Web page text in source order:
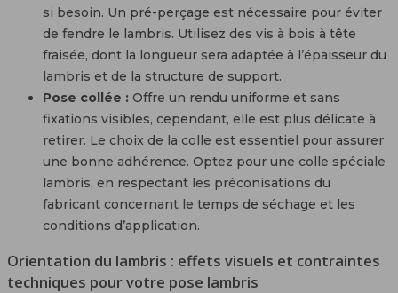
si besoin. Un pré-perçage est nécessaire pour éviter
de fendre le lambris. Utilisez des vis à bois à tête
fraisée, dont la longueur sera adaptée à l’épaisseur du
lambris et de la structure de support.
Pose collée : Offre un rendu uniforme et sans
fixations visibles, cependant, elle est plus délicate à
retirer. Le choix de la colle est essentiel pour assurer
une bonne adhérence. Optez pour une colle spéciale
lambris, en respectant les préconisations du
fabricant concernant le temps de séchage et les
conditions d’application.
Orientation du lambris : effets visuels et contraintes
techniques pour votre pose lambris